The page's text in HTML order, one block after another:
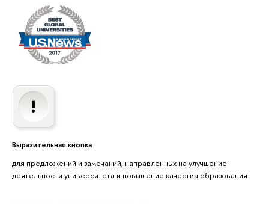
Выразительная кнопка
для предложений и замечаний, направленных на улучшение
деятельности университета и повышение качества образования